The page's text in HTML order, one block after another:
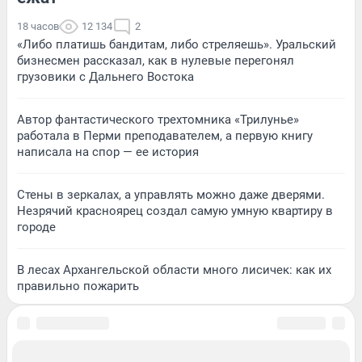
18 часов 12 134 2
«Либо платишь бандитам, либо стреляешь». Уральский
бизнесмен рассказал, как в нулевые перегонял
грузовики с Дальнего Востока
Автор фантастического трехтомника «Трилунье»
работала в Перми преподавателем, а первую книгу
написала на спор — ее история
Стены в зеркалах, а управлять можно даже дверями.
Незрячий красноярец создал самую умную квартиру в
городе
В лесах Архангельской области много лисичек: как их
правильно пожарить